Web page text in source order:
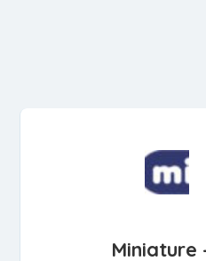
Miniature